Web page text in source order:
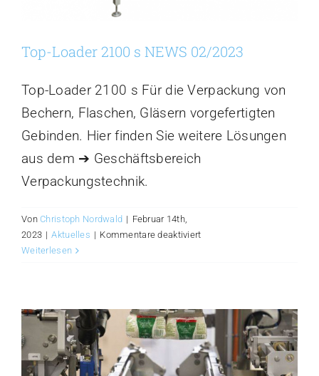
Top-Loader 2100 s NEWS 02/2023
Top-Loader 2100 s Für die Verpackung von
Bechern, Flaschen, Gläsern vorgefertigten
Gebinden. Hier finden Sie weitere Lösungen
aus dem ➔ Geschäftsbereich
Verpackungstechnik.
VonChristoph Nordwald | Februar 14th,
2023 | Aktuelles | Kommentare deaktiviertfür
NEWS
02/2023
Weiterlesen